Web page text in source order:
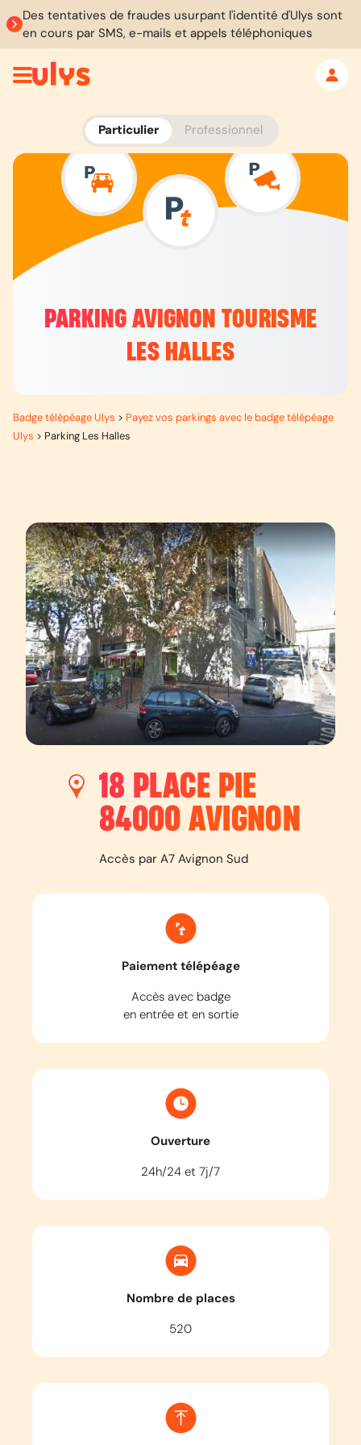
Des tentatives de fraudes usurpant l'identité d'Ulys sont
en cours par SMS, e-mails et appels téléphoniques
Particulier Professionnel
PARKING AVIGNON TOURISME
LES HALLES
Badge télépéage Ulys > Payez vos parkings avec le badge télépéage
Ulys > Parking Les Halles
18 PLACE PIE
84000 AVIGNON
Accès par A7 Avignon Sud
Paiement télépéage
Accès avec badge
en entrée et en sortie
Ouverture
24h/24 et 7j/7
Nombre de places
520